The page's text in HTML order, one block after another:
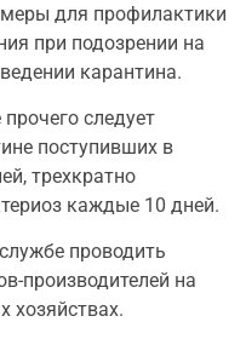
меры для профилактики
при подозрении на
карантина.
следует
поступивших в
трехкратно
каждые 10 дней.
проводить
производителей на
хозяйствах.